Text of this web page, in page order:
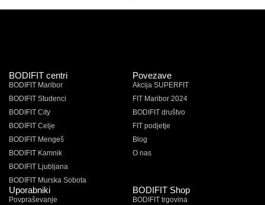
BODIFIT centri
BODIFIT Maribor
BODIFIT Studenci
BODIFIT City
BODIFIT Celje
BODIFIT Mengeš
BODIFIT Kamnik
BODIFIT Ljubljana
BODIFIT Murska Sobota
Povezave
Akcija SUPERFIT
FIT Maribor 2024
BODIFIT društvo
FIT podjetje
Blog
O nas
Uporabniki
Povpraševanje
BODIFIT Shop
BODIFIT trgovina